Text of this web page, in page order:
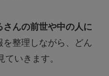
さんの前世や中の人に
を整理しながら、どん
いきます。